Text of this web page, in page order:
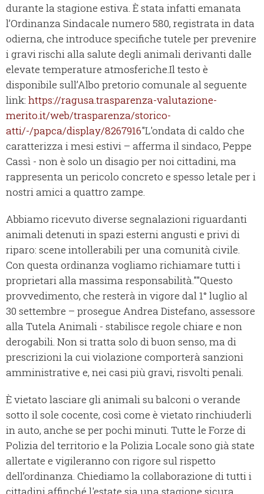
durante la stagione estiva. È stata infatti emanata
l’Ordinanza Sindacale numero 580, registrata in data
odierna, che introduce specifiche tutele per prevenire
i gravi rischi alla salute degli animali derivanti dalle
elevate temperature atmosferiche.Il testo è
disponibile sull’Albo pretorio comunale al seguente
link: https://ragusa.trasparenza-valutazione-
merito.it/web/trasparenza/storico-
atti/-/papca/display/8267916"L'ondata di caldo che
caratterizza i mesi estivi – afferma il sindaco, Peppe
Cassì - non è solo un disagio per noi cittadini, ma
rappresenta un pericolo concreto e spesso letale per i
nostri amici a quattro zampe.
Abbiamo ricevuto diverse segnalazioni riguardanti
animali detenuti in spazi esterni angusti e privi di
riparo: scene intollerabili per una comunità civile.
Con questa ordinanza vogliamo richiamare tutti i
proprietari alla massima responsabilità.""Questo
provvedimento, che resterà in vigore dal 1° luglio al
30 settembre – prosegue Andrea Distefano, assessore
alla Tutela Animali - stabilisce regole chiare e non
derogabili. Non si tratta solo di buon senso, ma di
prescrizioni la cui violazione comporterà sanzioni
amministrative e, nei casi più gravi, risvolti penali.
È vietato lasciare gli animali su balconi o verande
sotto il sole cocente, così come è vietato rinchiuderli
in auto, anche se per pochi minuti. Tutte le Forze di
Polizia del territorio e la Polizia Locale sono già state
allertate e vigileranno con rigore sul rispetto
dell’ordinanza. Chiediamo la collaborazione di tutti i